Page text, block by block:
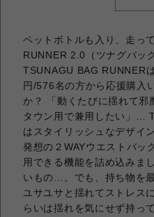
ペットボトルも入り、走っ
RUNNER 2.0（ツナグバッ
TSUNAGU BAG RUNNER
円/576名の方から応援購入
か？ 「動くたびに揺れて邪
タウン用で兼用したい」…
はスタイリッシュなデザイ
発想の２WAYウエストバッ
用できる機能を詰め込みま
いもの…。でも、持ち物を
ユサユサと揺れてストレス
らいは揺れを気にせず持っ